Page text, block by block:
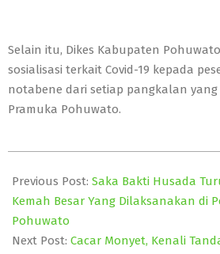
Selain itu, Dikes Kabupaten
sosialisasi terkait Covid-19 kepada
notabene dari setiap pangkalan yang
Pramuka Pohuwato.
08-
13
Previous Post: Saka Bakti Husada
Kemah Besar Yang Dilaksanakan di
Pohuwato
Next Post: Cacar Monyet, Kenali